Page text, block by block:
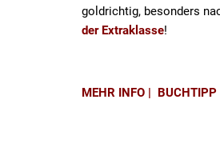
goldrichtig, besonders
der Extraklasse!
MEHR INFO | BUCHTIPP